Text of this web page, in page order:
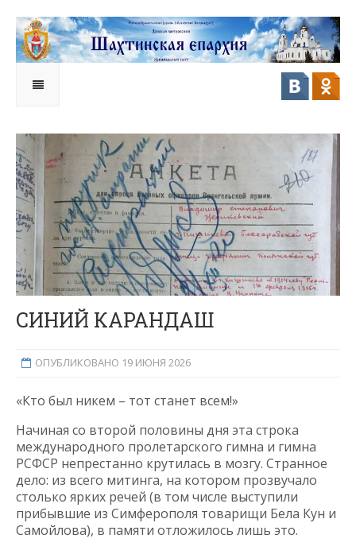
СИНИЙ КАРАНДАШ
ОПУБЛИКОВАНО 19 ИЮНЯ 2026
«Кто был никем – тот станет всем!»
Начиная со второй половины дня эта строка
международного пролетарского гимна и гимна
РСФСР непрестанно крутилась в мозгу. Странное
дело: из всего митинга, на котором прозвучало
столько ярких речей (в том числе выступили
прибывшие из Симферополя товарищи Бела Кун и
Самойлова), в памяти отложилось лишь это.